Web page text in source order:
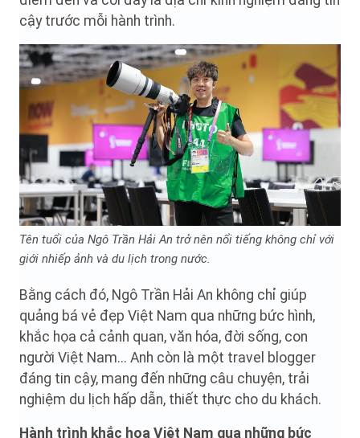
cậy trước mỗi hành trình.
Tên tuổi của Ngô Trần Hải An trở nên nổi tiếng không chỉ với
giới nhiếp ảnh và du lịch trong nước.
Bằng cách đó, Ngô Trần Hải An không chỉ giúp
quảng bá vẻ đẹp Việt Nam qua những bức hình,
khắc họa cả cảnh quan, văn hóa, đời sống, con
người Việt Nam... Anh còn là một travel blogger
đáng tin cậy, mang đến những câu chuyện, trải
nghiệm du lịch hấp dẫn, thiết thực cho du khách.
Hành trình khắc họa Việt Nam qua những bức